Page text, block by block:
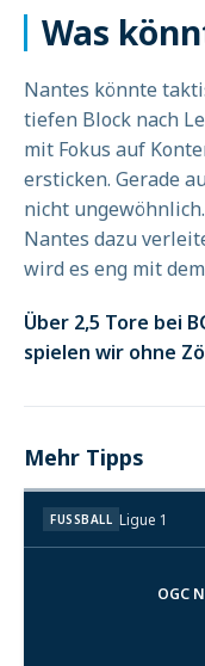
Was
Nantes könnte
tiefen Block nach
mit Fokus auf
ersticken. Gerade
nicht
Nantes dazu
wird es eng mit
Über 2,5 Tore bei
spielen wir ohne
Mehr Tipps
FUSSBALL Ligue 1
OGC